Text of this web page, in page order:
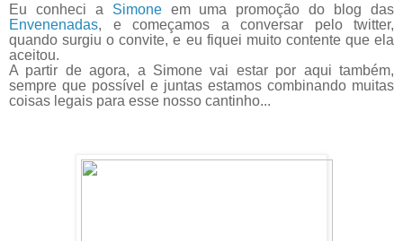
Eu conheci a Simone em uma promoção do blog das
Envenenadas, e começamos a conversar pelo twitter,
quando surgiu o convite, e eu fiquei muito contente que ela
aceitou.
A partir de agora, a Simone vai estar por aqui também,
sempre que possível e juntas estamos combinando muitas
coisas legais para esse nosso cantinho...